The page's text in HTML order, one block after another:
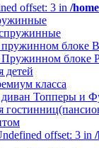
offset: 3 in /
блоке
блоке
детей
класса
Топперы и
offset: 3 in